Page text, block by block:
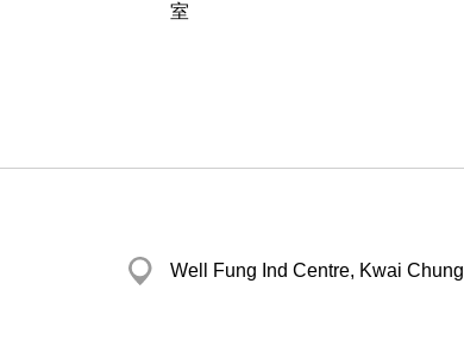
室
Well Fung Ind Centre, Kwai Chung